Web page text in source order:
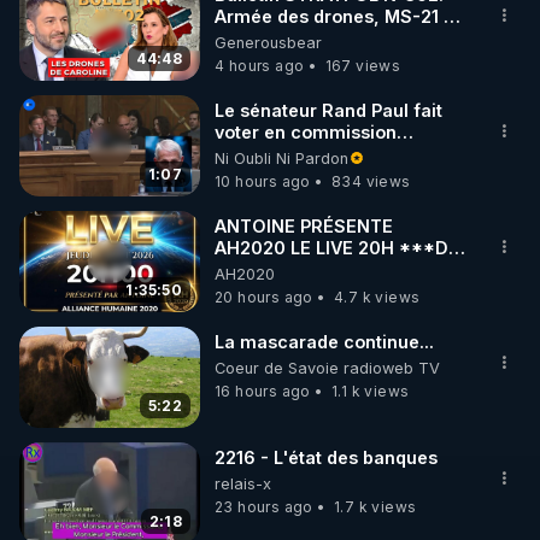
🌱 INSTAGRAM
https://www.instagram.com/rdlr_thierrycasasnovas/
http://rgnr.li/instagram
🌱 LA NEWSLETTER
Pour ne pas rater l’actualité RGNR (stages,
http://rgnr.li/news
🌱 VIDÉOS NON CENSURÉES SUR ODYSEE
Toutes les vidéos Youtube sont aussi sur la
http://rgnr.li/odysee
🌱 LES STAGES EN PRÉSENTIEL
http://rgnr.li/stages
44:48
Armée des drones, MS-21 en
série, missiles coréens.
07.08.2026.
Generousbear
4 hours ago
167 views
1:07
Le sénateur Rand Paul fait
voter en commission
l'outrage au Congrès contre
Anthony Fauci
Ni Oubli Ni Pardon
10 hours ago
834 views
1:35:50
ANTOINE PRÉSENTE
AH2020 LE LIVE 20H ***DU
06/08/2026***
AH2020
20 hours ago
4.7 k views
5:22
La mascarade continue...
Coeur de Savoie radioweb TV
16 hours ago
1.1 k views
2:18
2216 - L'état des banques
relais-x
23 hours ago
1.7 k views